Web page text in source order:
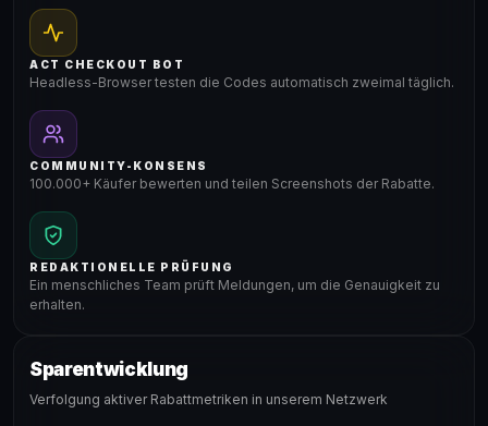
ACT CHECKOUT BOT
Headless-Browser testen die Codes automatisch zweimal täglich.
COMMUNITY-KONSENS
100.000+ Käufer bewerten und teilen Screenshots der Rabatte.
REDAKTIONELLE PRÜFUNG
Ein menschliches Team prüft Meldungen, um die Genauigkeit zu
erhalten.
Sparentwicklung
Verfolgung aktiver Rabattmetriken in unserem Netzwerk